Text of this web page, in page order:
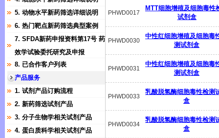
5. 动物水平新药筛选详细说明
6. 热门靶点新药筛选典型案例
7. SFDA新药申报资料第17号 药
效学试验委托研究及申报
8. 已合作客户列表
产品服务
1. 试剂产品订购流程
2. 新药筛选试剂产品
3. 分子生物学相关试剂产品
4. 蛋白质科学相关试剂产品
PHWD0017
MTT细胞增殖及细胞毒性
试剂盒
PHWD0030
中性红细胞增殖及细胞毒
测试剂盒
PHWD0031
中性红细胞增殖及细胞毒
测试剂盒
PHWD0033
乳酸脱氢酶细胞毒性检测
盒
PHWD0034
乳酸脱氢酶细胞毒性检测
盒